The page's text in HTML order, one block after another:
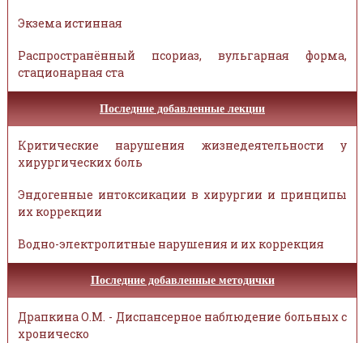
Экзема истинная
Распространённый псориаз, вульгарная форма,
стационарная ста
Последние добавленные лекции
Критические нарушения жизнедеятельности у
хирургических боль
Эндогенные интоксикации в хирургии и принципы
их коррекции
Водно-электролитные нарушения и их коррекция
Последние добавленные методички
Драпкина О.М. - Диспансерное наблюдение больных с
хроническо